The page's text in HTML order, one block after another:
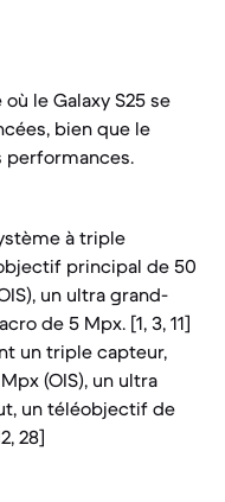
le Galaxy S25 se
bien que le
performances.
à triple
principal de 50
un ultra grand-
de 5 Mpx. [1, 3, 11]
un triple capteur,
(OIS), un ultra
un téléobjectif de
28]